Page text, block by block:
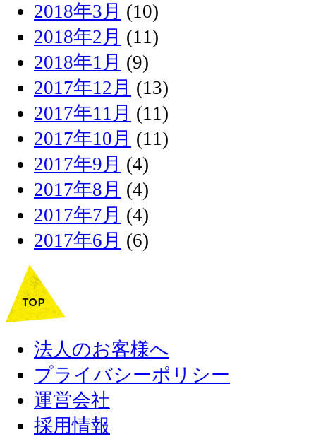
2018年3月 (10)
2018年2月 (11)
2018年1月 (9)
2017年12月 (13)
2017年11月 (11)
2017年10月 (11)
2017年9月 (4)
2017年8月 (4)
2017年7月 (4)
2017年6月 (6)
法人のお客様へ
プライバシーポリシー
運営会社
採用情報